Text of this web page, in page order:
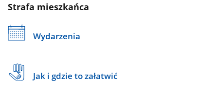
Strafa mieszkańca
Wydarzenia
Jak i gdzie to załatwić